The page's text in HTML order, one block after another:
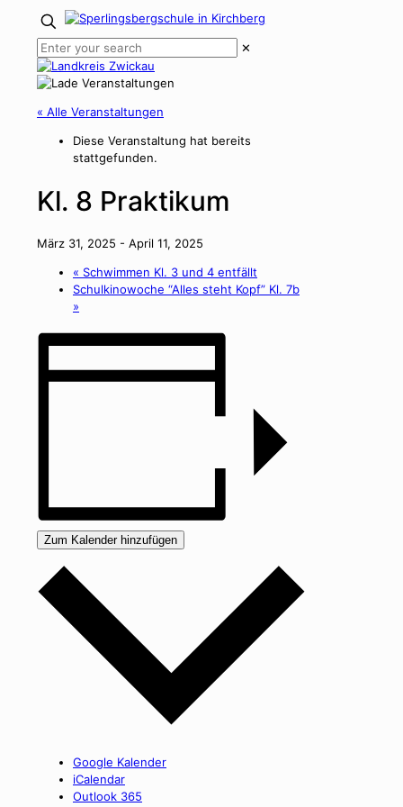
✕
« Alle Veranstaltungen
Diese Veranstaltung hat bereits
stattgefunden.
Kl. 8 Praktikum
März 31, 2025 - April 11, 2025
« Schwimmen Kl. 3 und 4 entfällt
Schulkinowoche “Alles steht Kopf” Kl. 7b
»
Zum Kalender hinzufügen
Google Kalender
iCalendar
Outlook 365